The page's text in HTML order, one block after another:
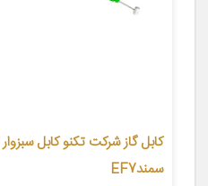
سمندEF7